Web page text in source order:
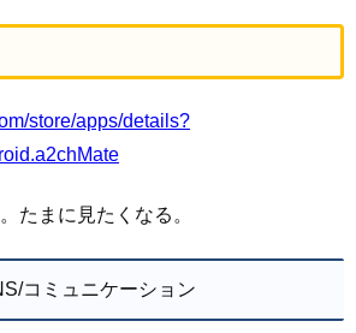
store/apps/details?
たまに見たくなる。
コミュニケーション